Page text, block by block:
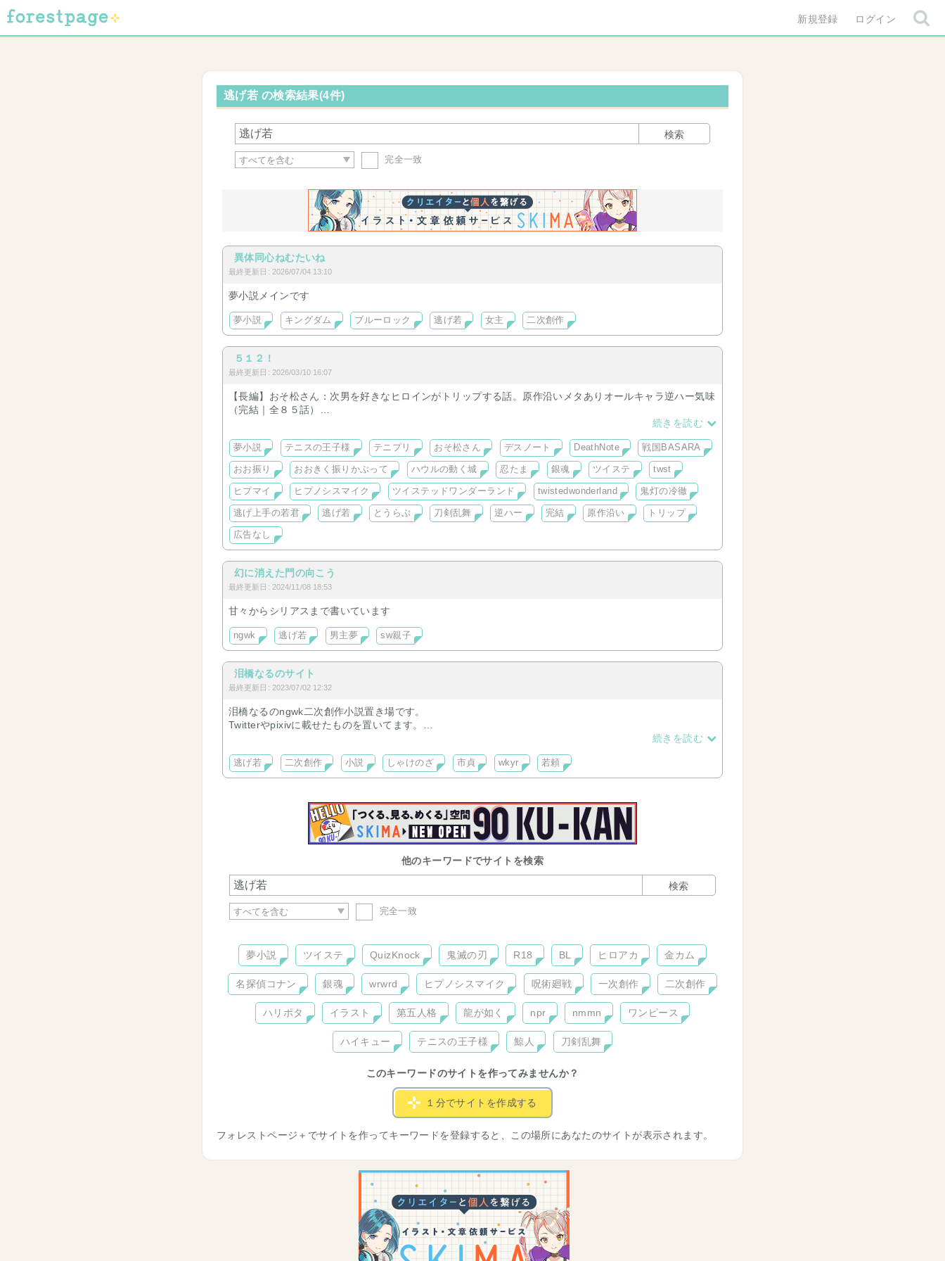
新規登録 ログイン
逃げ若 の検索結果(4件)
検索
完全一致
異体同心ねむたいね
最終更新日: 2026/07/04 13:10
夢小説メインです
夢小説 キングダム ブルーロック 逃げ若 女主 二次創作
５１２！
最終更新日: 2026/03/10 16:07
【長編】おそ松さん：次男を好きなヒロインがトリップする話。原作沿いメタありオールキャラ逆ハー気味
（完結｜全８５話）
【短編】
松（六つ子）
テニプリ（関東中学生）
デスノ（L中心）
BASARA（武田多め）
おお振り（西浦）
ハウル（カブ）
忍たま（小松田／鉢屋）
逃げ若（頼重）
鬼灯の冷徹（白澤）
ツイステ
続きを読む
夢小説 テニスの王子様 テニプリ おそ松さん デスノート DeathNote 戦国BASARA
おお振り おおきく振りかぶって ハウルの動く城 忍たま 銀魂 ツイステ twst
ヒプマイ ヒプノシスマイク ツイステッドワンダーランド twistedwonderland 鬼灯の冷徹
逃げ上手の若君 逃げ若 とうらぶ 刀剣乱舞 逆ハー 完結 原作沿い トリップ
広告なし
幻に消えた門の向こう
最終更新日: 2024/11/08 18:53
甘々からシリアスまで書いています
ngwk 逃げ若 男主夢 sw親子
泪橋なるのサイト
最終更新日: 2023/07/02 12:32
泪橋なるのngwk二次創作小説置き場です。
Twitterやpixivに載せたものを置いてます。
続きを読む
逃げ若 二次創作 小説 しゃけのざ 市貞 wkyr 若頼
他のキーワードでサイトを検索
検索
完全一致
夢小説 ツイステ QuizKnock 鬼滅の刃 R18 BL ヒロアカ 金カム
名探偵コナン 銀魂 wrwrd ヒプノシスマイク 呪術廻戦 一次創作 二次創作
ハリポタ イラスト 第五人格 龍が如く npr nmmn ワンピース
ハイキュー テニスの王子様 鯨人 刀剣乱舞
このキーワードのサイトを作ってみませんか？
１分でサイトを作成する
フォレストページ＋でサイトを作ってキーワードを登録すると、この場所にあなたのサイトが表示されます。